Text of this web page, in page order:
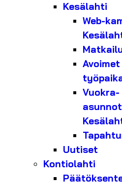
Kesälahti
Web-
Avoimet
Vuokra-
asunnot
Uutiset
Kontiolahti